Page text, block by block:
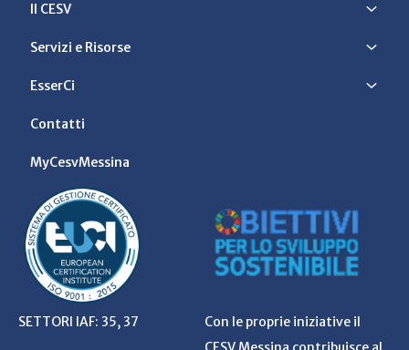
Il CESV
Servizi e Risorse
EsserCi
Contatti
MyCesvMessina
SETTORI IAF: 35, 37
Con le proprie iniziative il